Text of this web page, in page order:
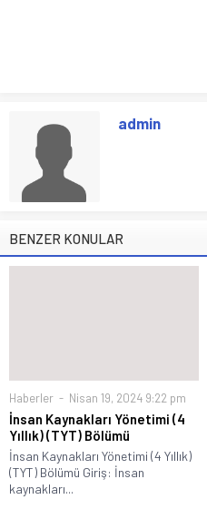
admin
BENZER KONULAR
Haberler Nisan 19, 2024 9:22 pm
İnsan Kaynakları Yönetimi (4
Yıllık) (TYT) Bölümü
İnsan Kaynakları Yönetimi (4 Yıllık)
(TYT) Bölümü Giriş: İnsan
kaynakları...